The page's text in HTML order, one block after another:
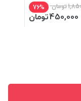
تومان 76%
450,000تومان